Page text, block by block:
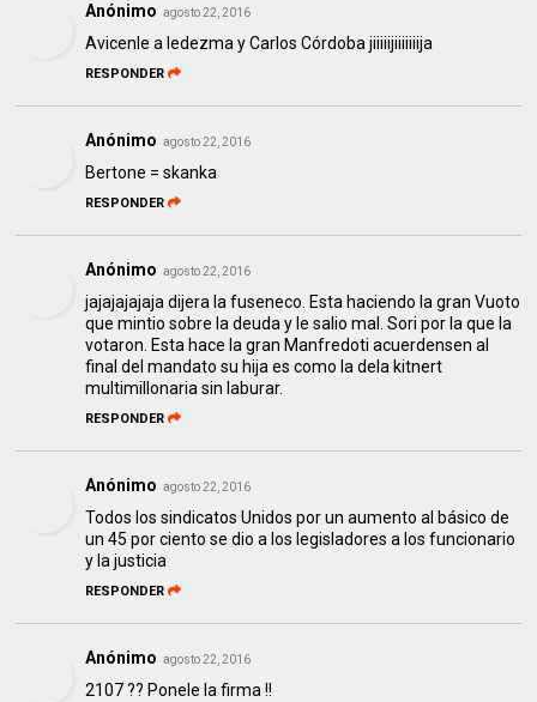
Anónimo agosto 22, 2016
Avicenle a ledezma y Carlos Córdoba jiiiiijiiiiiiija
RESPONDER
Anónimo agosto 22, 2016
Bertone = skanka
RESPONDER
Anónimo agosto 22, 2016
jajajajajaja dijera la fuseneco. Esta haciendo la gran Vuoto
que mintio sobre la deuda y le salio mal. Sori por la que la
votaron. Esta hace la gran Manfredoti acuerdensen al
final del mandato su hija es como la dela kitnert
multimillonaria sin laburar.
RESPONDER
Anónimo agosto 22, 2016
Todos los sindicatos Unidos por un aumento al básico de
un 45 por ciento se dio a los legisladores a los funcionario
y la justicia
RESPONDER
Anónimo agosto 22, 2016
2107 ?? Ponele la firma !!